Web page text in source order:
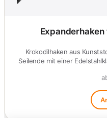
Expanderhaken
Krokodilhaken aus
Seilende mit einer